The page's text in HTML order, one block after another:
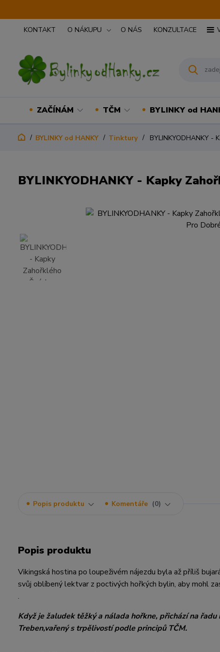
KONTAKT O NÁKUPU O NÁS KONZULTACE
ZAČÍNÁM TČM BYLINKY od
BYLINKY od HANKY Tinktury BYLINKYODHANKY
BYLINKYODHANKY - Kapky
Popis produktu Komentáře 0
Popis produktu
Vikingská hostina po loupeživém nájezdu byla až příliš
svůj oblíbený lektvar z poctivých hořkých bylin, aby mohl
.
Když je žaludek těžký a nálada hořkne, přichází na
Treben,vařený s trpělivostí podle principů TČM.